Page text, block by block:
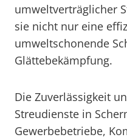
umweltverträglicher
sie nicht nur eine
umweltschonende
Glättebekämpfung.
Die Zuverlässigkeit
Streudienste in
Gewerbebetriebe,